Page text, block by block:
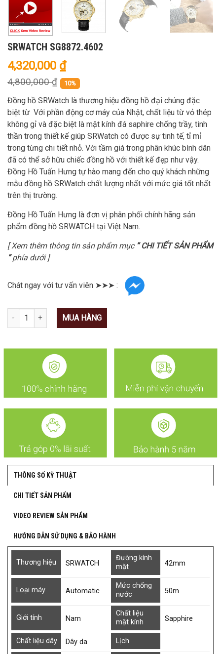
SRWATCH SG8872.4602
4,320,000 ₫
4,800,000₫ 10%
Đồng hồ SRWatch là thương hiệu đồng hồ đại chúng đặc
biệt từ Với phần động cơ máy của Nhật, chất liệu từ vỏ thép
không gỉ và đặc biệt là mặt kính đá saphire chống trầy, tinh
thần trong thiết kế giúp SRWatch có được sự tinh tế, tỉ mỉ
trong từng chi tiết nhỏ. Với tầm giá trong phân khúc bình dân
đã có thể sở hữu chiếc đồng hồ với thiết kế đẹp như vậy.
Đồng Hồ Tuấn Hưng tự hào mang đến cho quý khách những
mẫu đồng hồ SRWatch chất lượng nhất với mức giá tốt nhất
trên thị trường.
Đồng Hồ Tuấn Hưng là đơn vị phân phối chính hãng sản
phẩm đồng hồ SRWATCH tại Việt Nam.
[ Xem thêm thông tin sản phẩm mục ” CHI TIẾT SẢN PHẨM
“phía dưới ]
Chát ngay với tư vấn viên ➤➤➤ :
Số lượng MUA HÀNG
THÔNG SỐ KỸ THUẬT
CHI TIẾT SẢN PHẨM
VIDEO REVIEW SẢN PHẨM
HƯỚNG DẪN SỬ DỤNG & BẢO HÀNH
Thương hiệu SRWATCH
Đường kính
mặt
42mm
Loại máy Automatic
Mức chống
nước
50m
Giới tính Nam
Chất liệu
mặt kính
Sapphire
Chất liệu dây Dây da Lịch